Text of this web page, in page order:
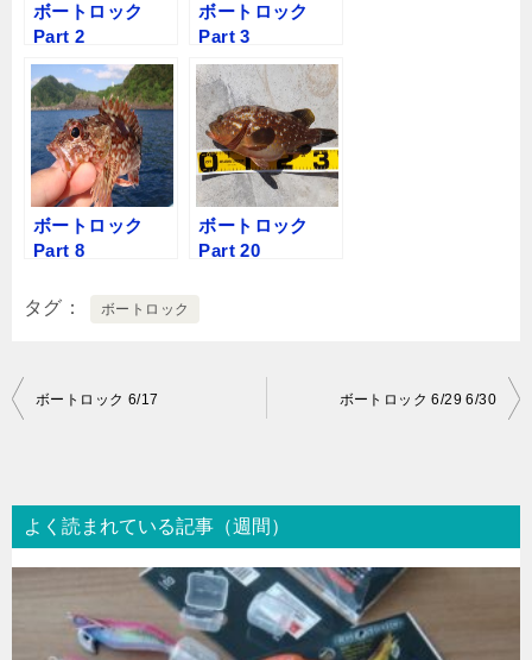
ボートロック
Part 2
ボートロック
Part 3
ボートロック
Part 8
ボートロック
Part 20
タグ ボートロック
投
ビ
ゲ
ボートロック 6/17 ボートロック 6/29 6/30
よく読まれている記事（週間）